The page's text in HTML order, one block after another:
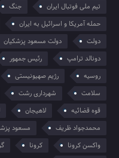
تیم ملی فوتبال ایران
جنگ
حمله آمریکا و اسرائیل به ایران
دولت
دولت مسعود پزشکیان
دونالد ترامپ
رئیس جمهور
روسیه
رژیم صهیونیستی
سلامت
شهرداری رشت
قوه قضائیه
لاهیجان
محمدجواد ظریف
مسعود
واکسن کرونا
کرونا